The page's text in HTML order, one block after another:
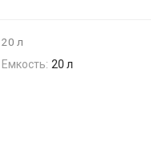
20 л
Емкость: 20 л